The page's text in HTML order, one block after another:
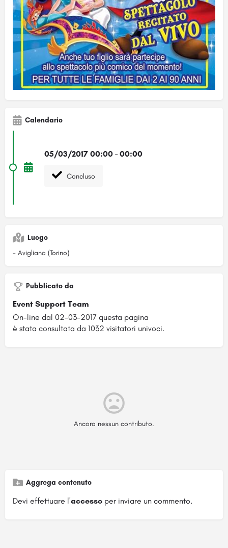
Calendario
05/03/2017 00:00 - 00:00
Concluso
Luogo
- Avigliana (Torino)
Pubblicato da
Event Support Team
On-line dal 02-03-2017 questa pagina
è stata consultata da 1032 visitatori univoci.
Ancora nessun contributo.
Aggrega contenuto
Devi effettuare l'accesso per inviare un commento.